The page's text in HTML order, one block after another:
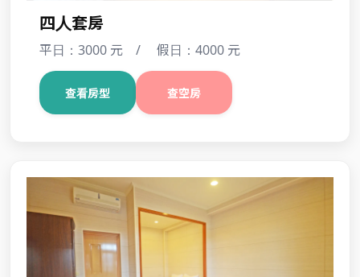
四人套房
平日：3000 元 / 假日：4000 元